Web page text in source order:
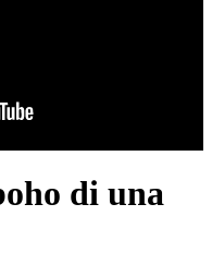
di una